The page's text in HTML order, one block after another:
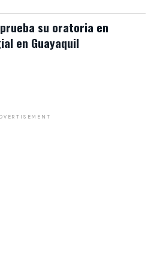
su oratoria en
en Guayaquil